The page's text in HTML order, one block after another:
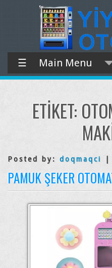
☰ Main Menu
ETIKET:
Posted by: doqmaqci |
PAMUK ŞEKER